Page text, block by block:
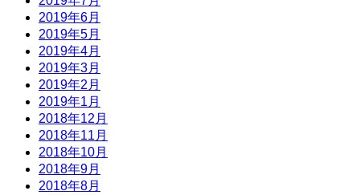
2019年6月
2019年5月
2019年4月
2019年3月
2019年2月
2019年1月
2018年12月
2018年11月
2018年10月
2018年9月
2018年8月